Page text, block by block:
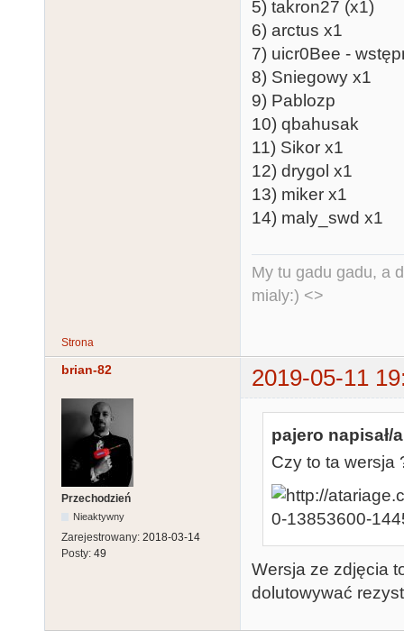
5) takron27 (x1)
6) arctus x1
7) uicr0Bee -
8) Sniegowy x1
9) Pablozp
10) qbahusak
11) Sikor x1
12) drygol x1
13) miker x1
14) maly_swd x1
My tu gadu gadu, a
mialy:) <>
Strona
brian-82 2019-05-11
Przechodzień
Nieaktywny
Zarejestrowany: 2018-03-14
Posty: 49
pajero napisał/
Czy to ta wersja
Wersja ze zdjęcia
dolutowywać